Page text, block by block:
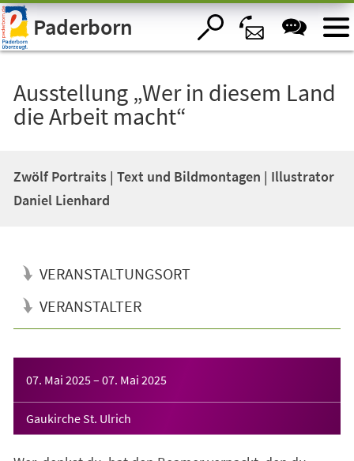
Visuelle
Assistenzsoftware
öffnen.Paderborn
Ausstellung „Wer in diesem Land
die Arbeit macht“
Zwölf Portraits | Text und Bildmontagen | Illustrator
Daniel Lienhard
VERANSTALTUNGSORT
VERANSTALTER
07. Mai 2025– 07. Mai 2025
Gaukirche St. Ulrich